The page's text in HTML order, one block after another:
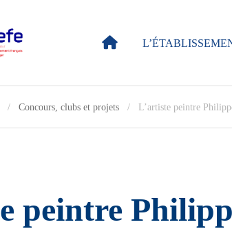
Concours, clubs et projets L’artiste peintre
peintre